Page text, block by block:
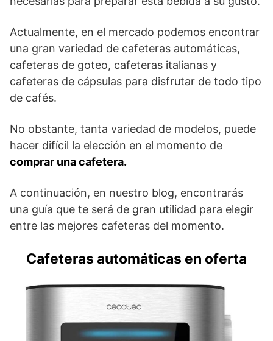
Actualmente, en el mercado podemos encontrar
una gran variedad de cafeteras automáticas,
cafeteras de goteo, cafeteras italianas y
cafeteras de cápsulas para disfrutar de todo tipo
de cafés.
No obstante, tanta variedad de modelos, puede
hacer difícil la elección en el momento de
comprar una cafetera.
A continuación, en nuestro blog, encontrarás
una guía que te será de gran utilidad para elegir
entre las mejores cafeteras del momento.
Cafeteras automáticas en oferta